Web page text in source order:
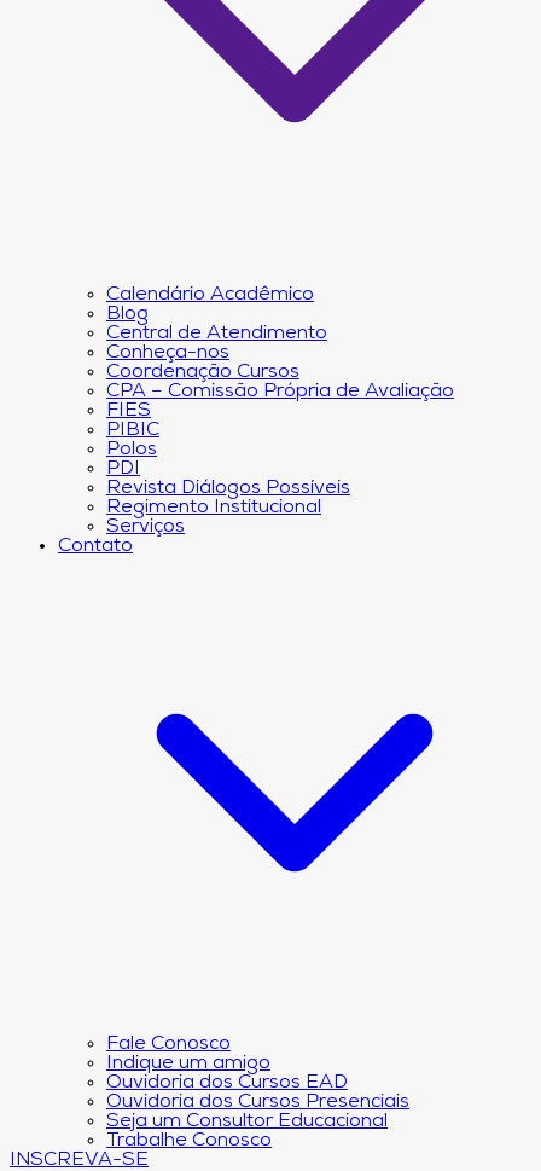
Calendário Acadêmico
Blog
Central de Atendimento
Conheça-nos
Coordenação Cursos
CPA – Comissão Própria de Avaliação
FIES
PIBIC
Polos
PDI
Revista Diálogos Possíveis
Regimento Institucional
Serviços
Contato
Fale Conosco
Indique um amigo
Ouvidoria dos Cursos EAD
Ouvidoria dos Cursos Presenciais
Seja um Consultor Educacional
Trabalhe Conosco
INSCREVA-SE